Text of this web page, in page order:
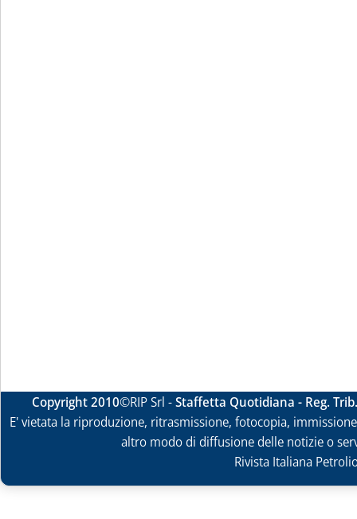
Copyright 2010©RIP Srl -Staffetta Quotidiana - Reg.
E' vietata la riproduzione, ritrasmissione, fotocopia,
altro modo di diffusione delle notizie o
Rivista Italiana